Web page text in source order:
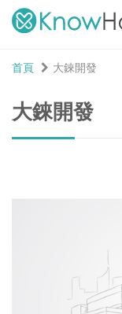
首頁
大錸開發
大錸開發